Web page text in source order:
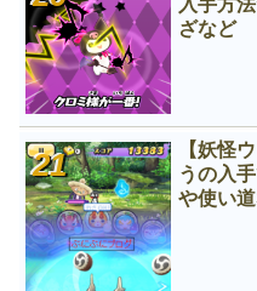
入手方
ざなど
【妖怪
うの入
や使い